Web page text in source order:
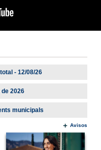
- 12/08/26
2026
municipals
Avisos